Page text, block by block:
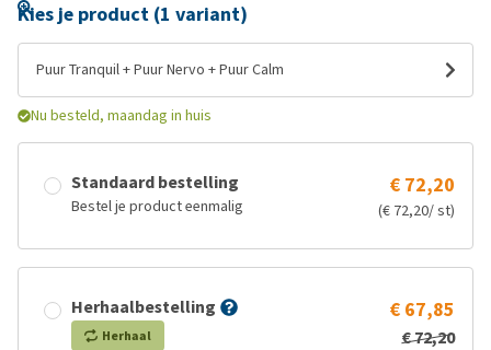
Kies je product (1 variant)
Puur Tranquil + Puur Nervo + Puur Calm
Nu besteld, maandag in huis
Standaard bestelling
Bestel je product eenmalig
€ 72,20
(€ 72,20/ st)
Herhaalbestelling
Herhaal
€ 67,85
€ 72,20